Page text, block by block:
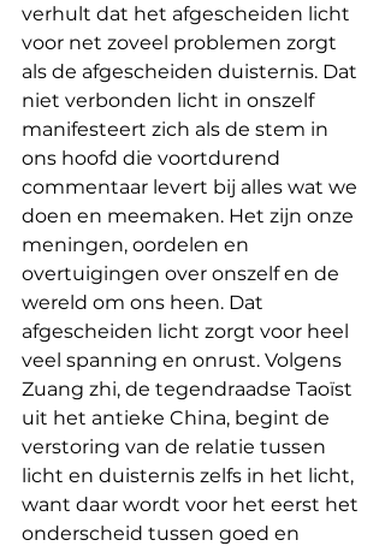
verhult dat het afgescheiden licht
voor net zoveel problemen zorgt
als de afgescheiden duisternis. Dat
niet verbonden licht in onszelf
manifesteert zich als de stem in
ons hoofd die voortdurend
commentaar levert bij alles wat we
doen en meemaken. Het zijn onze
meningen, oordelen en
overtuigingen over onszelf en de
wereld om ons heen. Dat
afgescheiden licht zorgt voor heel
veel spanning en onrust. Volgens
Zuang zhi, de tegendraadse Taoïst
uit het antieke China, begint de
verstoring van de relatie tussen
licht en duisternis zelfs in het licht,
want daar wordt voor het eerst het
onderscheid tussen goed en